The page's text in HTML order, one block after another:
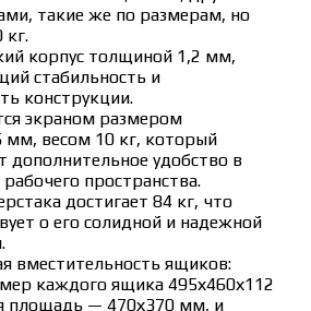
такие же по размерам, но
кг.
корпус толщиной 1,2 мм,
стабильность и
конструкции.
экраном размером
мм, весом 10 кг, который
дополнительное удобство в
пространства.
достигает 84 кг, что
о его солидной и надежной
вместительность ящиков:
каждого ящика 495х460х112
площадь — 470х370 мм, и